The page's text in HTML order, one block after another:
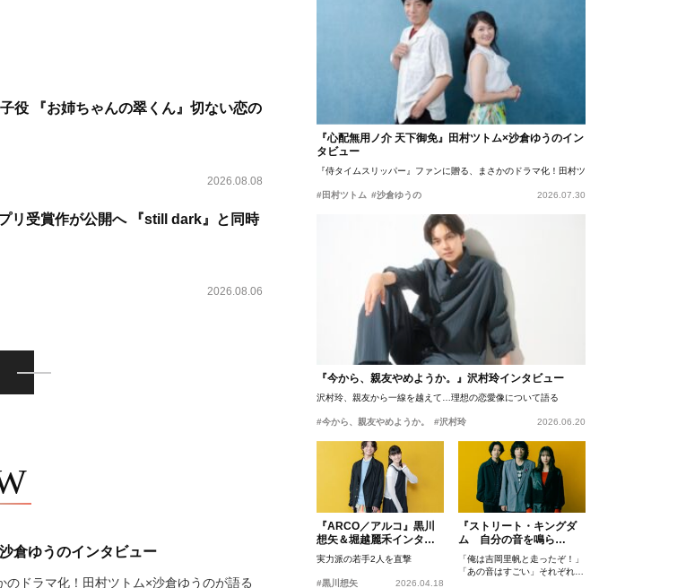
役 『お姉ちゃんの翠くん』切ない恋の
2026.08.08
リ受賞作が公開へ 『still dark』と同時
2026.08.06
倉ゆうのインタビュー
のドラマ化！田村ツトム×沙倉ゆうのが語る
『心配無用ノ介 天下御免』田村ツトム×沙倉ゆうのイン
タビュー
『侍タイムスリッパー』ファンに贈る、まさかのドラマ化！田村ツトム×沙倉ゆうのが語
#田村ツトム #沙倉ゆうの 2026.07.30
『今から、親友やめようか。』沢村玲インタビュー
沢村玲、親友から一線を越えて…理想の恋愛像について語る
#今から、親友やめようか。 #沢村玲 2026.06.20
『ARCO／アルコ』黒川
想矢＆堀越麗禾インタビ
ュー
実力派の若手2人を直撃
#黒川想矢 2026.04.18
『ストリート・キングダ
ム 自分の音を鳴ら
せ。』峯田和伸、若葉竜
也、吉岡里帆インタビュ
ー
「俺は吉岡里帆と走ったぞ！」
「あの音はすごい」それぞれの